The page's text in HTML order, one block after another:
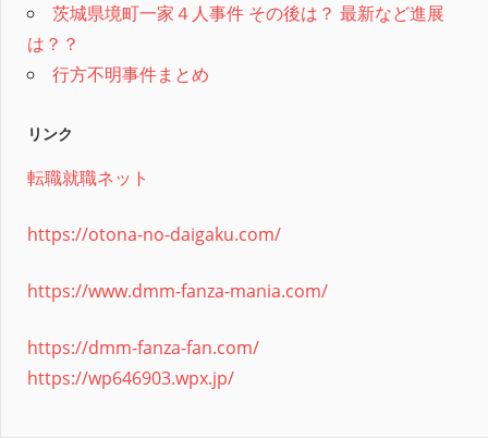
茨城県境町一家４人事件 その後は？ 最新など進展
は？？
行方不明事件まとめ
リンク
転職就職ネット
https://otona-no-daigaku.com/
https://www.dmm-fanza-mania.com/
https://dmm-fanza-fan.com/
https://wp646903.wpx.jp/